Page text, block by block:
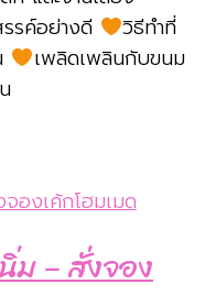
รค์อย่างดี
วิธีทำที่
เพลิดเพลินกับขนม
ม – สั่งจอง